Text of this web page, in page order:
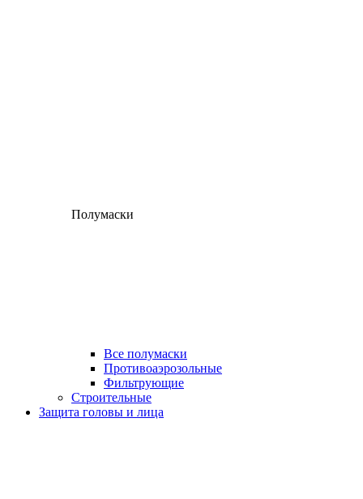
Полумаски
Все полумаски
Противоаэрозольные
Фильтрующие
Строительные
Защита головы и лица